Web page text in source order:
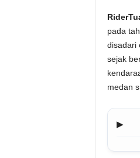
pada
disadari
sejak
medan
▶